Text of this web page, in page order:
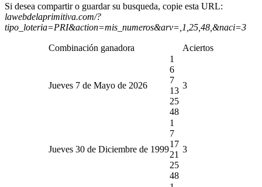
Si desea compartir o guardar su busqueda, copie esta URL:
lawebdelaprimitiva.com/?
tipo_loteria=PRI&action=mis_numeros&arv=,1,25,48,&naci=3
Combinación ganadora Aciertos
Jueves 7 de Mayo de 2026
1
6
7
13
25
48
3
Jueves 30 de Diciembre de 1999
1
7
17
21
25
48
3